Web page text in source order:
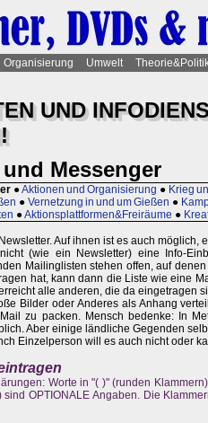
Organisierung Umwelt
UND
Messenger
●Aktionen und Organisierung ● Krieg
● Vernetzung in und um Gießen ●
●Aktionsplattformen&Freiräume ●
Auf ihnen ist es auch möglich,
(wie ein Newsletter) eine Info-
Mailinglisten stehen offen, auf
hat, kann dann die Liste wie eine
alle anderen, die da eingetragen
Bilder oder Anderes als Anhang
zu packen. Mensch bedenke: In
Aber einige ländliche Gegenden
Einzelperson will es auch nicht oder
Worte in "( )" (runden
OPTIONALE Angaben. Die